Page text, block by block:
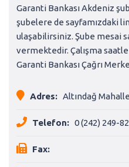
Garanti Bankası Akdeniz
şubelere de sayfamızdaki
ulaşabilirsiniz. Şube mesai
vermektedir. Çalışma
Garanti Bankası Çağrı
Adres: Altındağ
Telefon: 0 (242) 249-
Fax: